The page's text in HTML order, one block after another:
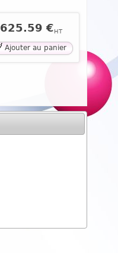
625.59 € HT
Ajouter au panier